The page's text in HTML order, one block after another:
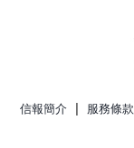
信報簡介 | 服務條款